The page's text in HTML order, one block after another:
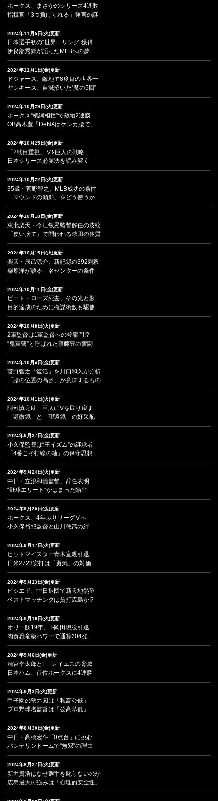
ホークス、まさかのシリーズ4連敗
指揮官「3つ負けられる」発言の謎
2024年11月5日(火)更新
日本選手初の“世界一リング”獲得
伊良部秀輝が語ったMLBへの夢
2024年11月1日(金)更新
ドジャース、敵地で8度目の世界一
ヤンキース、自滅招いた“魔の5回”
2024年10月29日(火)更新
ホークス“横綱相撲”で敵地2連勝
OB高木豊「DeNAはケンカ腰で」
2024年10月25日(金)更新
「2戦目重視」Ⅴ9巨人の戦略
日本シリーズ必勝法を読み解く
2024年10月22日(火)更新
35歳・菅野智之、MLB成功の条件
「マウンドの傾斜」をどう使うか
2024年10月18日(金)更新
東北楽天・今江敏晃監督解任の波紋
「使い捨て」で問われる球団の体質
2024年10月15日(火)更新
楽天・辰己涼介、新記録の392刺殺
柴原洋が語る「名センターの条件」
2024年10月11日(金)更新
ピート・ローズ死去、その光と影
目的達成のために権謀術数も駆使
2024年10月8日(火)更新
2軍監督は1軍監督への登龍門!?
“鬼軍曹”と呼ばれた須藤豊の奮闘
2024年10月4日(金)更新
菅野智之「復活」を川口和久が分析
「腰の位置の高さ」が意味するもの
2024年10月1日(火)更新
阿部慎之助、巨人にVを取り戻す
「顕微鏡」と「望遠鏡」の好采配
2024年9月27日(金)更新
小久保監督は“王イズム”の継承者
「4番こそ打線の軸」の保守思想
2024年9月24日(火)更新
中日・立浪和義監督、辞任表明
“野球エリート”がはまった陥穽
2024年9月20日(金)更新
ホークス、4年ぶりリーグⅤへ
小久保裕紀監督と山川穂高の絆
2024年9月17日(火)更新
ヒットマイスター青木宣親引退
日米2723安打は「勇気」の対価
2024年9月13日(金)更新
ビシエド、中日退団で新天地熱望
ベストマッチングは貧打広島か!?
2024年9月10日(火)更新
オリ一筋19年、T-岡田現役引退
肉食恐竜級パワーで通算204発
2024年9月6日(金)更新
清宮幸太郎とF・レイエスの脅威
日本ハム、首位ホークスに4連勝
2024年9月3日(火)更新
甲子園の勢力図は「私高公低」
プロ野球名監督は「公高私低」
2024年8月30日(金)更新
中日・髙橋宏斗「0点台」に挑む
バンテリンドームで“無双”の理由
2024年8月27日(火)更新
新井貴浩はなぜ選手を叱らないのか
広島最大の強みは「心理的安全性」